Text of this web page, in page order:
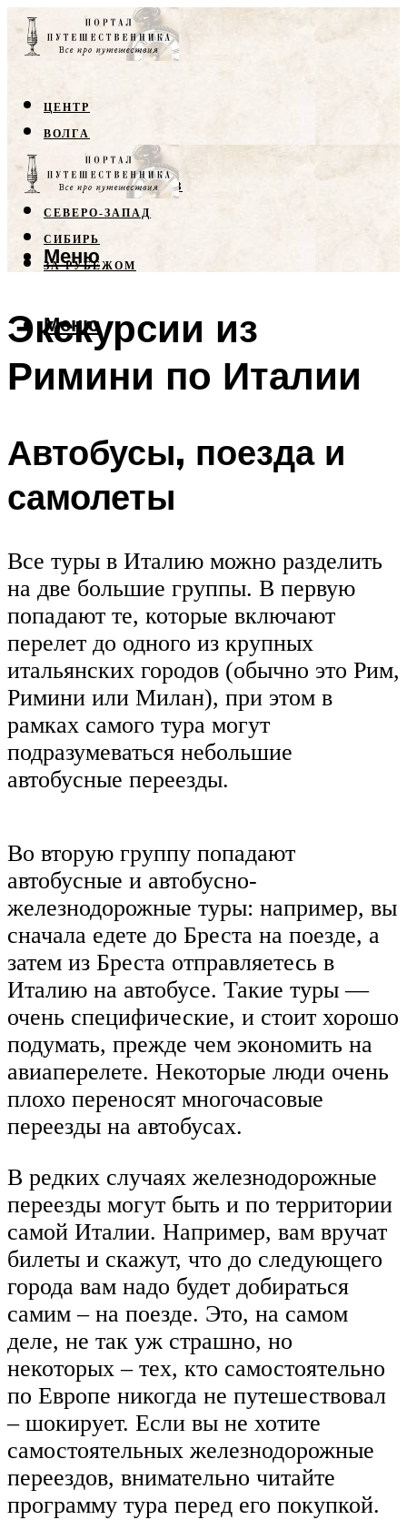
ЦЕНТР
ВОЛГА
КРЫМ
СЕВЕРНЫЙ КАВКАЗ
СЕВЕРО-ЗАПАД
СИБИРЬ
ЗА РУБЕЖОМ
Меню
Меню
Экскурсии из
Римини по Италии
Автобусы, поезда и
самолеты
Все туры в Италию можно разделить
на две большие группы. В первую
попадают те, которые включают
перелет до одного из крупных
итальянских городов (обычно это Рим,
Римини или Милан), при этом в
рамках самого тура могут
подразумеваться небольшие
автобусные переезды.
Во вторую группу попадают
автобусные и автобусно-
железнодорожные туры: например, вы
сначала едете до Бреста на поезде, а
затем из Бреста отправляетесь в
Италию на автобусе. Такие туры —
очень специфические, и стоит хорошо
подумать, прежде чем экономить на
авиаперелете. Некоторые люди очень
плохо переносят многочасовые
переезды на автобусах.
В редких случаях железнодорожные
переезды могут быть и по территории
самой Италии. Например, вам вручат
билеты и скажут, что до следующего
города вам надо будет добираться
самим – на поезде. Это, на самом
деле, не так уж страшно, но
некоторых – тех, кто самостоятельно
по Европе никогда не путешествовал
– шокирует. Если вы не хотите
самостоятельных железнодорожные
переездов, внимательно читайте
программу тура перед его покупкой.